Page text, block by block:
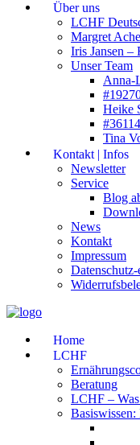
Über uns
LCHF
Margret
Iris Jansen –
Unser Team
Anna-
Heike
Tina
Kontakt | Infos
Newsletter
Service
Blog
News
Kontakt
Impressum
Home
LCHF
Beratung
LCHF – Was